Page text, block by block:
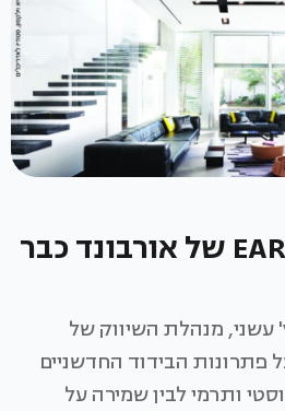
על ה-EARTHWOOL של אורבונד כבר
עשני, מנהלת השיווק של
פתרונות הבידוד החדשניים
ותרמי לבין שמירה על